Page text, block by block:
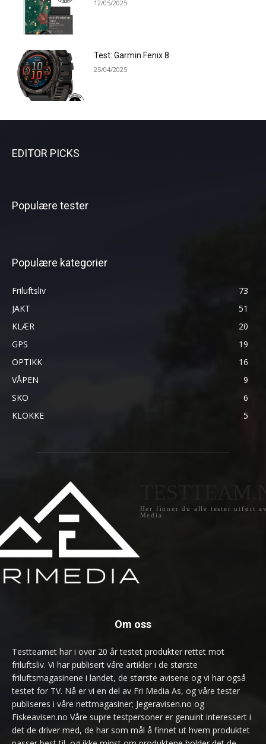
12/05/2025
Test: Garmin Fenix 8
25/04/2025
EDITOR PICKS
Populære tester
Populære kategorier
Friluftsliv
73
JAKT
51
KLÆR
20
GPS
19
OPTIKK
16
VÅPEN
9
SKO
6
KLOKKE
5
Her finner du alle tester utført
Media
Om oss
Testteamet har i over 20 år testet produkter rettet mot
friluftsliv. Vi har publisert våre artikler i de største
friluftsmagasinene i landet, de største avisene og vi har også
testet for TV. Nå er vi en del av Fri Media As, og våre tester
publiseres i våre nettmagasiner; Jegeravisen.no og
Fiskeavisen.no Våre supre testpersoner er genuint interessert i
det de driver med, de har som mål å finnet ut hvem produktet